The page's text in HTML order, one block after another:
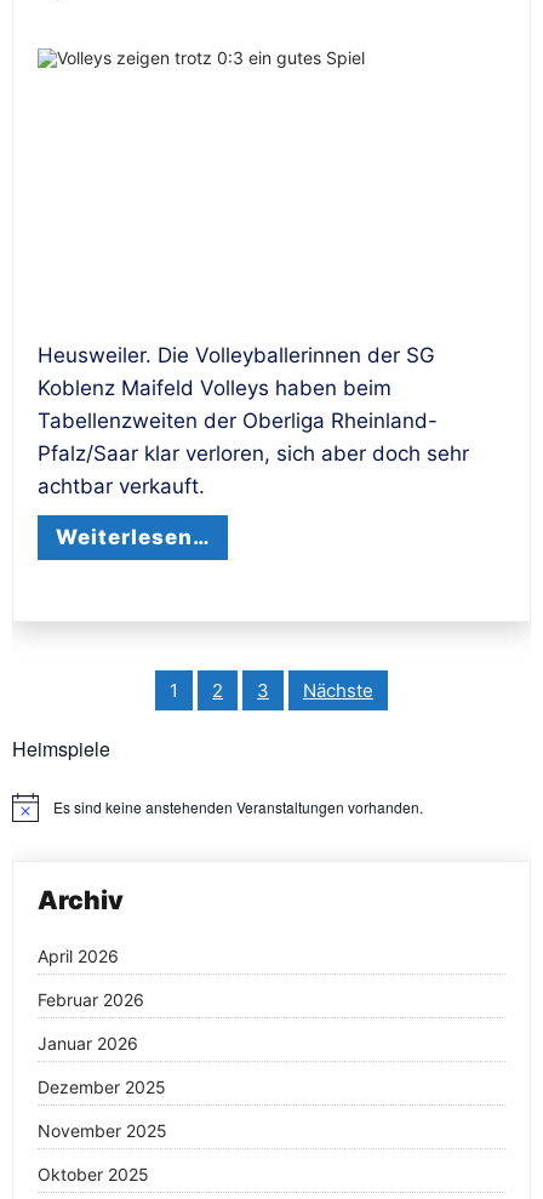
Heusweiler. Die Volleyballerinnen der SG
Koblenz Maifeld Volleys haben beim
Tabellenzweiten der Oberliga Rheinland-
Pfalz/Saar klar verloren, sich aber doch sehr
achtbar verkauft.
Weiterlesen…
Seitennummerierung
Beiträge
1 2 3 Nächste
Heimspiele
HinweisEs sind keine anstehenden Veranstaltungen vorhanden.
Archiv
April 2026
Februar 2026
Januar 2026
Dezember 2025
November 2025
Oktober 2025